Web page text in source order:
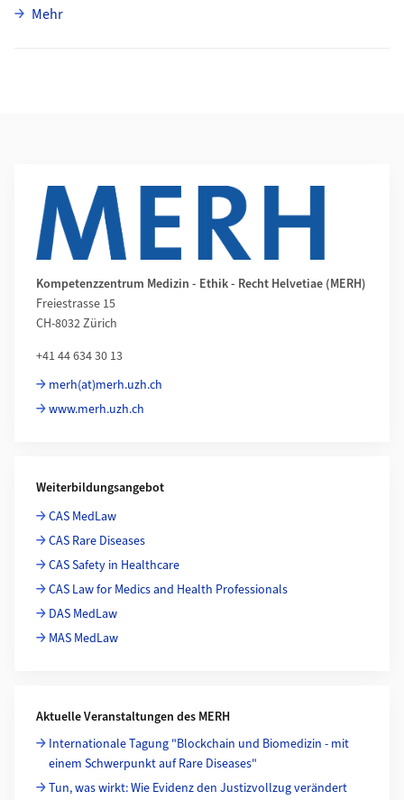
Mehrüber Martin Wyss
Kompetenzzentrum Medizin - Ethik - Recht Helvetiae (MERH)
Freiestrasse 15
CH-8032 Zürich
+41 44 634 30 13
merh(at)merh.uzh.ch
www.merh.uzh.ch
Weiterbildungsangebot
CAS MedLaw
CAS Rare Diseases
CAS Safety in Healthcare
CAS Law for Medics and Health Professionals
DAS MedLaw
MAS MedLaw
Aktuelle Veranstaltungen des MERH
Internationale Tagung "Blockchain und Biomedizin - mit
einem Schwerpunkt auf Rare Diseases"
Tun, was wirkt: Wie Evidenz den Justizvollzug verändert